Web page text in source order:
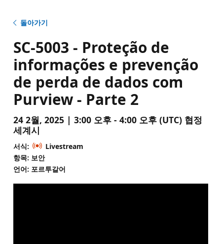
돌아가기
SC-5003 - Proteção de
informações e prevenção
de perda de dados com
Purview - Parte 2
24 2월, 2025 | 3:00 오후 - 4:00 오후 (UTC) 협정
세계시
서식:
Livestream
항목: 보안
언어: 포르투갈어